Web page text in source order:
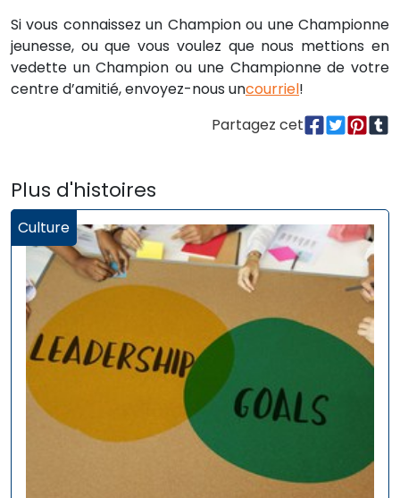
Si vous connaissez un Champion ou une Championne
jeunesse, ou que vous voulez que nous mettions en
vedette un Champion ou une Championne de votre
centre d’amitié, envoyez-nous uncourriel!
Partagez cet
Plus d'histoires
Culture